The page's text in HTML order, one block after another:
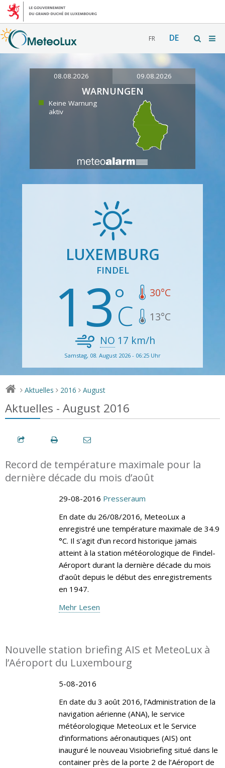
FR DE
08.08.2026 09.08.2026
WARNUNGEN
Keine Warnung
aktiv
LUXEMBURG
FINDEL
13 30°C
13°C
NO 17 km/h
Samstag, 08. August 2026 - 06:25 Uhr
> Aktuelles > 2016 > August
Aktuelles - August 2016
Record de température maximale pour la
dernière décade du mois d’août
29-08-2016 Presseraum
En date du 26/08/2016, MeteoLux a
enregistré une température maximale de 34.9
°C. Il s’agit d’un record historique jamais
atteint à la station météorologique de Findel-
Aéroport durant la dernière décade du mois
d’août depuis le début des enregistrements
en 1947.
Mehr Lesen
Nouvelle station briefing AIS et MeteoLux à
l’Aéroport du Luxembourg
5-08-2016
En date du 3 août 2016, l’Administration de la
navigation aérienne (ANA), le service
météorologique MeteoLux et le Service
d’informations aéronautiques (AIS) ont
inauguré le nouveau Visiobriefing situé dans le
container près de la porte 2 de l’Aéroport de